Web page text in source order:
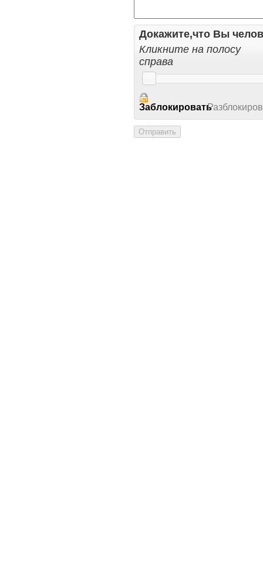
Докажите,что Вы
Кликните на полосу
справа
Заблокировать